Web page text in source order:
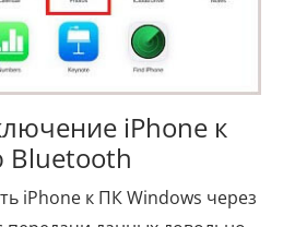
iPhone к
iPhone к ПК Windows через